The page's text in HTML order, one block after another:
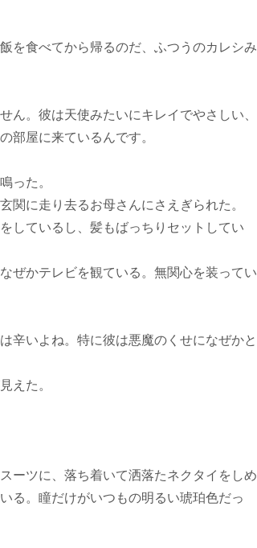
を食べてから帰るのだ、ふつうのカレシみ
。彼は天使みたいにキレイでやさしい、
屋に来ているんです。
った。
に走り去るお母さんにさえぎられた。
しているし、髪もばっちりセットしてい
ぜかテレビを観ている。無関心を装ってい
辛いよね。特に彼は悪魔のくせになぜかと
えた。
ーツに、落ち着いて洒落たネクタイをしめ
る。瞳だけがいつもの明るい琥珀色だっ